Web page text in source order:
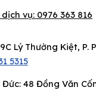
vụ: 0976 363 816
Lý Thường Kiệt, P.
5315
48 Đồng Văn